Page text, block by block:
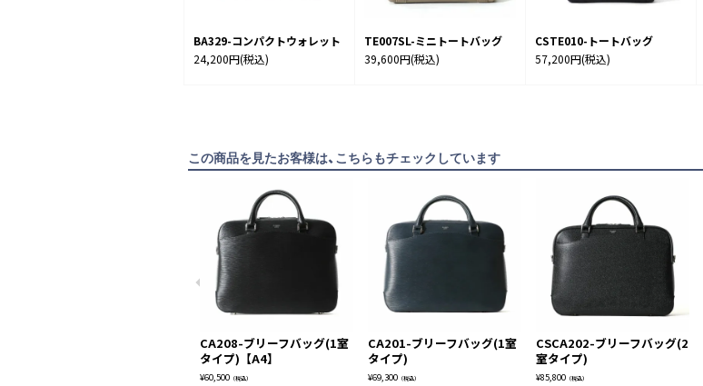
BA329-コンパクトウォレット
24,200円(税込)
TE007SL-ミニトートバッグ
39,600円(税込)
CSTE010-トートバッグ
57,200円(税込)
この商品を見たお客様は、こちらもチェックしています
CA208-ブリーフバッグ(1室
タイプ)【A4】
¥60,500（税込）
CA201-ブリーフバッグ(1室
タイプ)
¥69,300（税込）
CSCA202-ブリーフバッグ(2
室タイプ)
¥85,800（税込）